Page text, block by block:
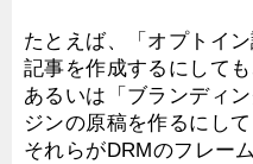
たとえば、「オプトイ
記事を作成するにしても
あるいは「ブランディ
ジンの原稿を作るにして
それらがDRMのフレー